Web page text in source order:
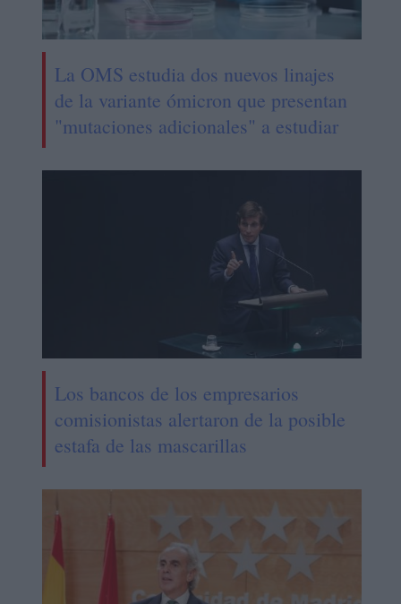
La OMS estudia dos nuevos linajes
de la variante ómicron que presentan
"mutaciones adicionales" a estudiar
Los bancos de los empresarios
comisionistas alertaron de la posible
estafa de las mascarillas